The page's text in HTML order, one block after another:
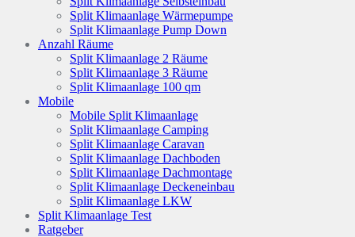
Split Klimaanlage Wärmepumpe
Split Klimaanlage Pump Down
Anzahl Räume
Split Klimaanlage 2 Räume
Split Klimaanlage 3 Räume
Split Klimaanlage 100 qm
Mobile
Mobile Split Klimaanlage
Split Klimaanlage Camping
Split Klimaanlage Caravan
Split Klimaanlage Dachboden
Split Klimaanlage Dachmontage
Split Klimaanlage Deckeneinbau
Split Klimaanlage LKW
Split Klimaanlage Test
Ratgeber